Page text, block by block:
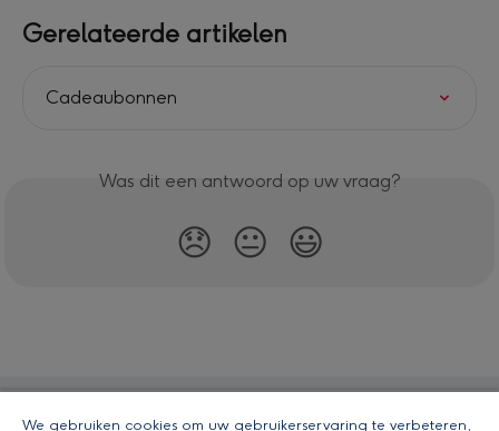
Gerelateerde artikelen
Cadeaubonnen
Was dit een antwoord op uw vraag?
😞 😐 😃
We gebruiken cookies om uw gebruikerservaring te verbeteren,